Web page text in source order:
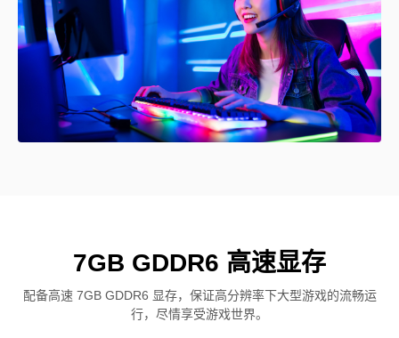
7GB GDDR6 高速显存
配备高速 7GB GDDR6 显存，保证高分辨率下大型游戏的流畅运
行，尽情享受游戏世界。